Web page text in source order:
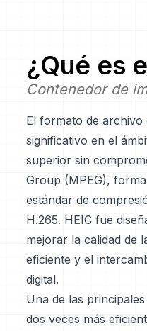
¿Qué es
Contenedor de
El formato de archivo
significativo en el
superior sin
Group (MPEG),
estándar de
H.265. HEIC fue
mejorar la calidad de
eficiente y el
digital.
Una de las
dos veces más